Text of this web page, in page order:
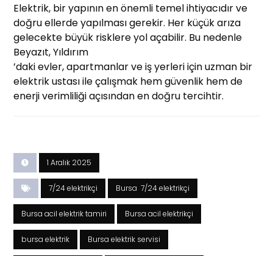
Elektrik, bir yapının en önemli temel ihtiyacıdır ve
doğru ellerde yapılması gerekir. Her küçük arıza
gelecekte büyük risklere yol açabilir. Bu nedenle
Beyazıt, Yıldırım
’daki evler, apartmanlar ve iş yerleri için uzman bir
elektrik ustası ile çalışmak hem güvenlik hem de
enerji verimliliği açısından en doğru tercihtir.
1 Aralık 2025
7/24 elektrikçi Bursa 7/24 elektrikçi
Bursa acil elektrik tamiri Bursa acil elektrikçi
bursa elektrik Bursa elektrik servisi